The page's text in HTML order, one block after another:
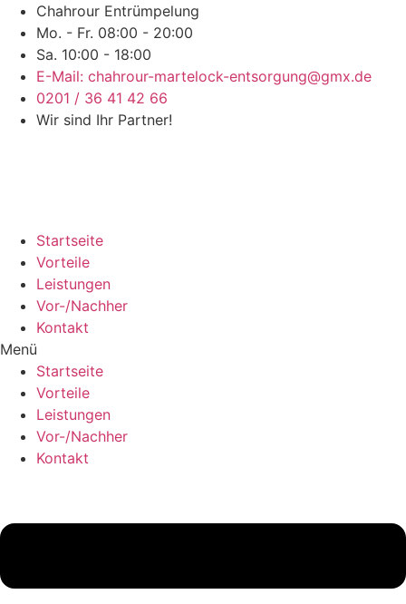
Chahrour Entrümpelung
Mo. - Fr. 08:00 - 20:00
Sa. 10:00 - 18:00
E-Mail: chahrour-martelock-entsorgung@gmx.de
0201 / 36 41 42 66
Wir sind Ihr Partner!
Startseite
Vorteile
Leistungen
Vor-/Nachher
Kontakt
Menü
Startseite
Vorteile
Leistungen
Vor-/Nachher
Kontakt